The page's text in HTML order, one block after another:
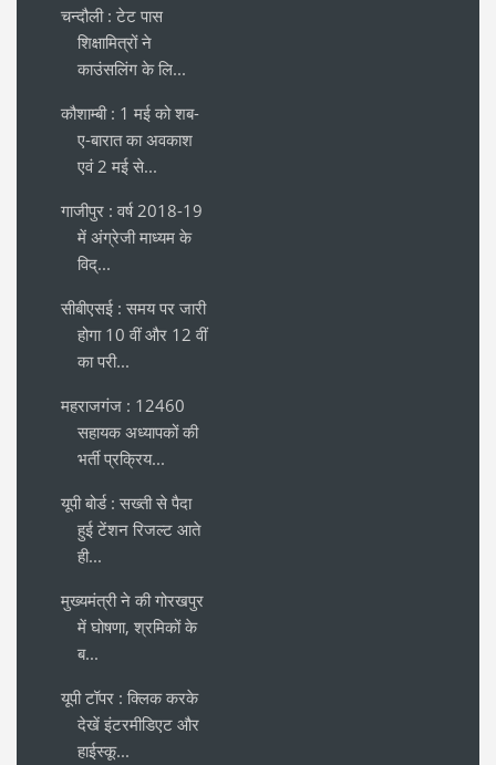
चन्दौली : टेट पास
शिक्षामित्रों ने
काउंसलिंग के लि...
कौशाम्बी : 1 मई को शब-
ए-बारात का अवकाश
एवं 2 मई से...
गाजीपुर : वर्ष 2018-19
में अंग्रेजी माध्यम के
विद्...
सीबीएसई : समय पर जारी
होगा 10 वीं और 12 वीं
का परी...
महराजगंज : 12460
सहायक अध्यापकों की
भर्ती प्रक्रिय...
यूपी बोर्ड : सख्ती से पैदा
हुई टेंशन रिजल्ट आते
ही...
मुख्यमंत्री ने की गोरखपुर
में घोषणा, श्रमिकों के
ब...
यूपी टॉपर : क्लिक करके
देखें इंटरमीडिएट और
हाईस्कू...